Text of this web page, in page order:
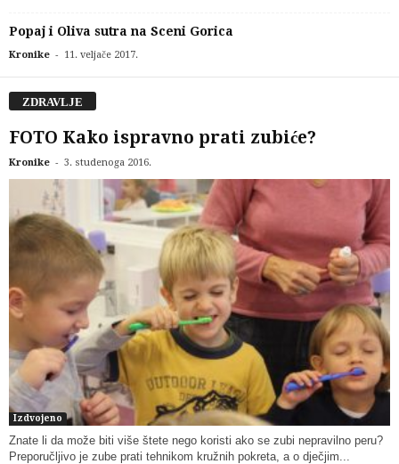
Popaj i Oliva sutra na Sceni Gorica
Kronike - 11. veljače 2017.
ZDRAVLJE
FOTO Kako ispravno prati zubiće?
Kronike - 3. studenoga 2016.
Izdvojeno
Znate li da može biti više štete nego koristi ako se zubi nepravilno peru?
Preporučljivo je zube prati tehnikom kružnih pokreta, a o dječjim...